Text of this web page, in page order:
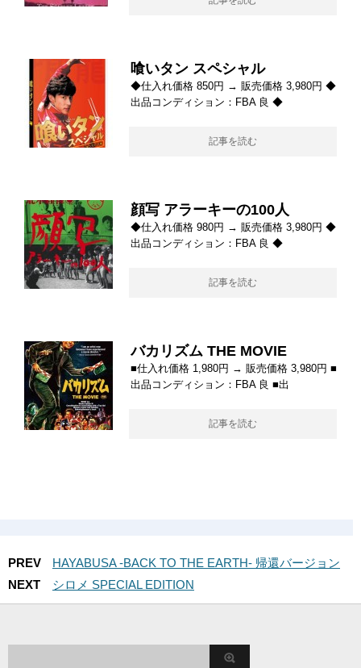
喰いタン スペシャル
◆仕入れ価格 850円 → 販売価格 3,980円 ◆
出品コンディション：FBA 良 ◆
記事を読む
顔写 アラーキーの100人
◆仕入れ価格 980円 → 販売価格 3,980円 ◆
出品コンディション：FBA 良 ◆
記事を読む
バカリズム THE MOVIE
■仕入れ価格 1,980円 → 販売価格 3,980円 ■
出品コンディション：FBA 良 ■出
記事を読む
PREV
HAYABUSA -BACK TO THE EARTH- 帰還バージョン
NEXT
シロメ SPECIAL EDITION